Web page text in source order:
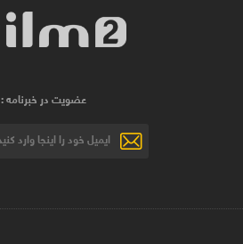
عضویت در خبرنامه :